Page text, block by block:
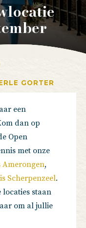
GORTER
een
dan op
Open
met onze
Amerongen,
Scherpenzeel.
staan
om al jullie